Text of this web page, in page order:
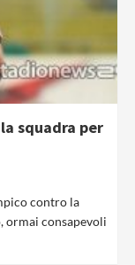
squadra per
contro la
ormai consapevoli